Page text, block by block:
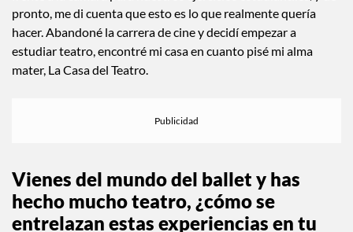
Fue mucho tiempo después cuando empecé a estudiar
dirección de cine que mis compañeros me proponían estar
frente a la cámara para nuestros ejercicios estudiantiles, y de
pronto, me di cuenta que esto es lo que realmente quería
estudiar teatro, encontré mi casa en cuanto pisé mi alma